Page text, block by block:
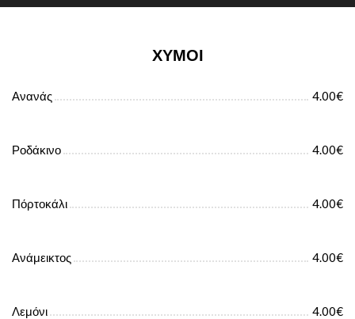
ΧΥΜΟΊ
Ανανάς 4.00€
Ροδάκινο 4.00€
Πόρτοκάλι 4.00€
Ανάμεικτος 4.00€
Λεμόνι 4.00€